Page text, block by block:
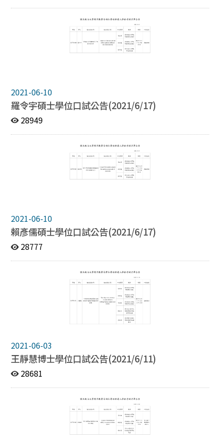
2021-06-10
羅令宇碩士學位口試公告(2021/6/17)
28949
2021-06-10
賴彥儒碩士學位口試公告(2021/6/17)
28777
2021-06-03
王靜慧博士學位口試公告(2021/6/11)
28681